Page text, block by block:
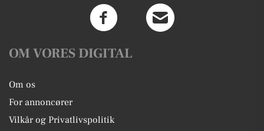
OM VORES DIGITAL
Om os
For annoncører
Vilkår og Privatlivspolitik